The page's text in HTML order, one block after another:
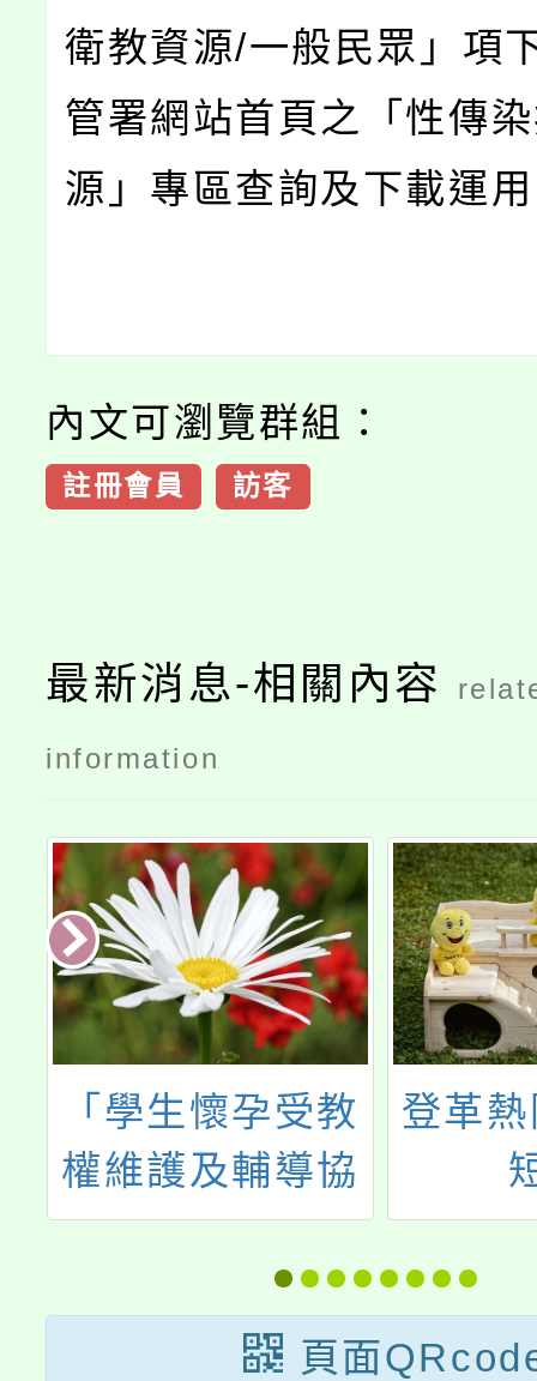
衛教資源/一般民眾」項
管署網站首頁之「性傳
源」專區查詢及下載運
內文可瀏覽群組：
註冊會員 訪客
最新消息-相關內容
information
「學生懷孕受教
權維護及輔導協
助要點」第1點
及第3點附件1、
附件2，業經教
登革
頁面